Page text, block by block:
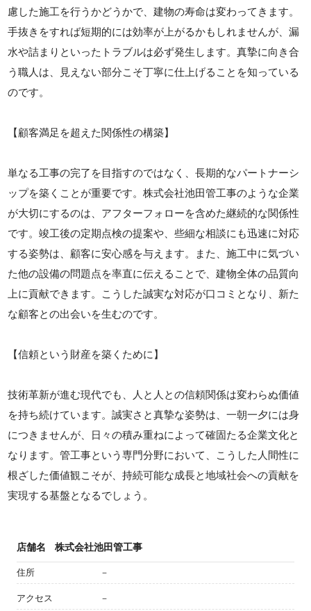
慮した施工を行うかどうかで、建物の寿命は変わってきます。
手抜きをすれば短期的には効率が上がるかもしれませんが、漏
水や詰まりといったトラブルは必ず発生します。真摯に向き合
う職人は、見えない部分こそ丁寧に仕上げることを知っている
のです。
【顧客満足を超えた関係性の構築】
単なる工事の完了を目指すのではなく、長期的なパートナーシ
ップを築くことが重要です。株式会社池田管工事のような企業
が大切にするのは、アフターフォローを含めた継続的な関係性
です。竣工後の定期点検の提案や、些細な相談にも迅速に対応
する姿勢は、顧客に安心感を与えます。また、施工中に気づい
た他の設備の問題点を率直に伝えることで、建物全体の品質向
上に貢献できます。こうした誠実な対応が口コミとなり、新た
な顧客との出会いを生むのです。
【信頼という財産を築くために】
技術革新が進む現代でも、人と人との信頼関係は変わらぬ価値
を持ち続けています。誠実さと真摯な姿勢は、一朝一夕には身
につきませんが、日々の積み重ねによって確固たる企業文化と
なります。管工事という専門分野において、こうした人間性に
根ざした価値観こそが、持続可能な成長と地域社会への貢献を
実現する基盤となるでしょう。
店舗名 株式会社池田管工事
住所 －
アクセス －